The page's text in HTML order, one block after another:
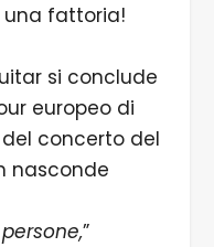
una fattoria!
si conclude
europeo di
concerto del
nasconde
”